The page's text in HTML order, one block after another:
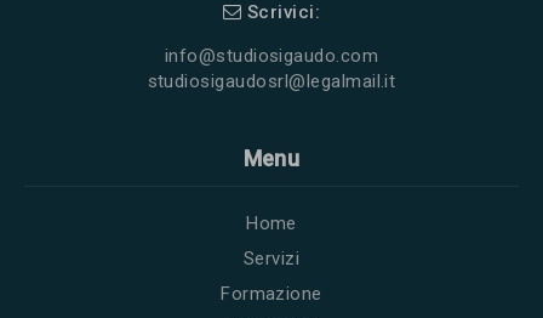
Scrivici:
info@studiosigaudo.com
studiosigaudosrl@legalmail.it
Menu
Home
Servizi
Formazione